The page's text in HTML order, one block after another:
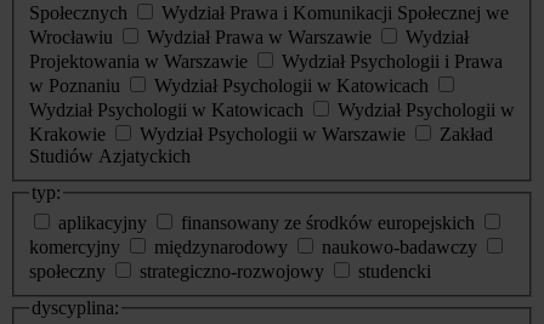
Społecznych
Wydział Prawa i Komunikacji Społecznej we
Wrocławiu
Wydział Prawa w Warszawie
Wydział
Projektowania w Warszawie
Wydział Psychologii i Prawa
w Poznaniu
Wydział Psychologii w Katowicach
Wydział Psychologii w Katowicach
Wydział Psychologii w
Krakowie
Wydział Psychologii w Warszawie
Zakład
Studiów Azjatyckich
typ:
aplikacyjny
finansowany ze środków europejskich
komercyjny
międzynarodowy
naukowo-badawczy
społeczny
strategiczno-rozwojowy
studencki
dyscyplina: